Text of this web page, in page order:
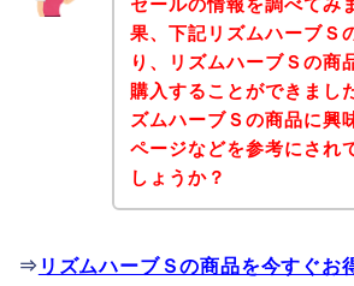
セールの情報を調べてみ
果、下記リズムハーブＳ
り、リズムハーブＳの商
購入することができまし
ズムハーブＳの商品に興
ページなどを参考にされ
しょうか？
⇒ リズムハーブＳの商品を今すぐお